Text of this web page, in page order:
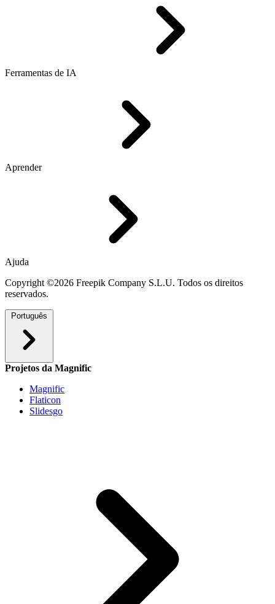
Ferramentas de IA
Aprender
Ajuda
Copyright ©2026 Freepik Company S.L.U. Todos os direitos
reservados.
Português
Projetos da Magnific
Magnific
Flaticon
Slidesgo